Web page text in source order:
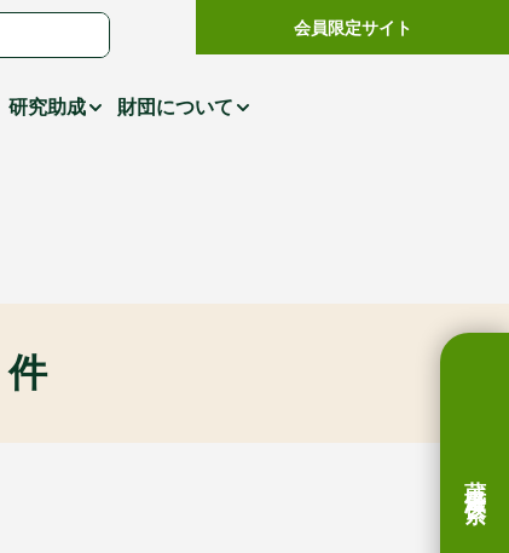
研究助成 財団について
会員限定サイト
蔵書検索
件